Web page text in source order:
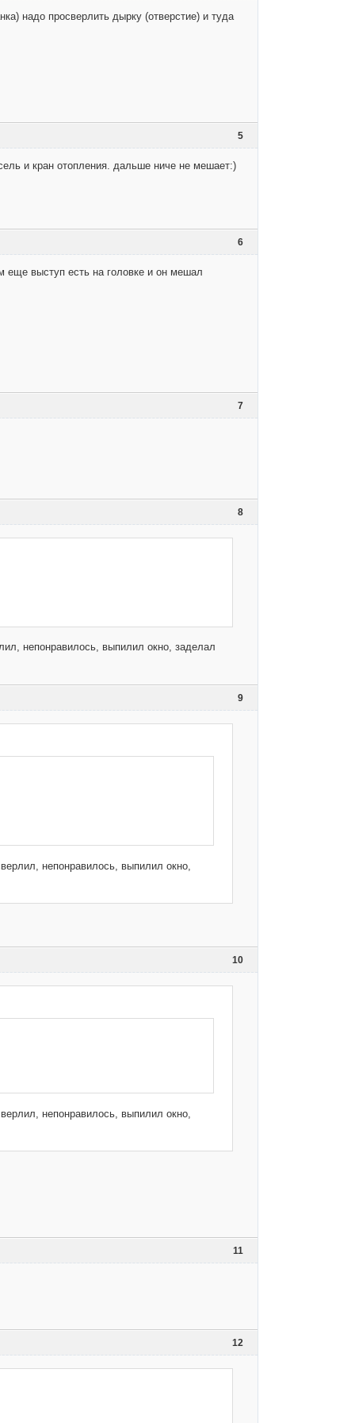
надо просверлить дырку (отверстие) и туда
5
и кран отопления. дальше ниче не мешает:)
6
еще выступ есть на головке и он мешал
7
8
непонравилось, выпилил окно, заделал
9
непонравилось, выпилил окно,
10
непонравилось, выпилил окно,
11
12